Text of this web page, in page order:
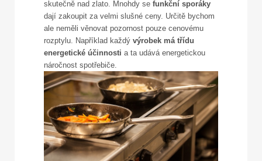
skutečně nad zlato. Mnohdy se funkční sporáky
dají zakoupit za velmi slušné ceny. Určitě bychom
ale neměli věnovat pozornost pouze cenovému
rozptylu. Například každý výrobek má třídu
energetické účinnosti a ta udává energetickou
náročnost spotřebiče.